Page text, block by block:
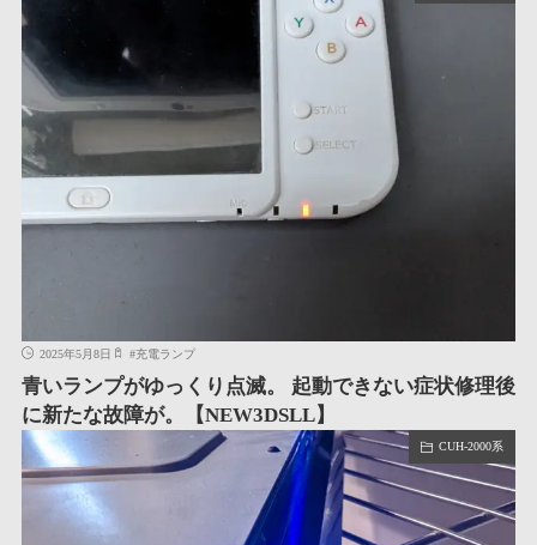
2025年5月8日 #充電ランプ
青いランプがゆっくり点滅。 起動できない症状修理後
に新たな故障が。【NEW3DSLL】
CUH-2000系